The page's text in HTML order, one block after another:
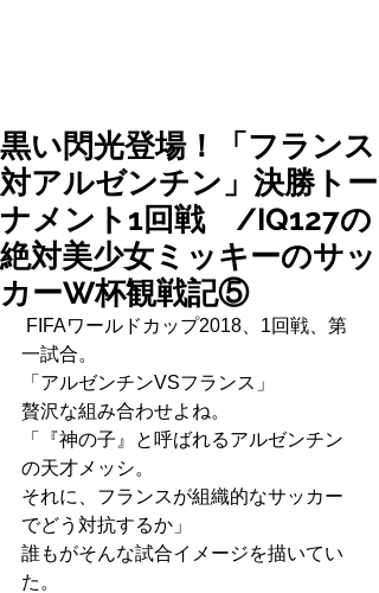
黒い閃光登場！「フランス
対アルゼンチン」決勝トー
ナメント1回戦 /IQ127の
絶対美少女ミッキーのサッ
カーW杯観戦記⑤
一試合。
「アルゼンチンVSフランス」
贅沢な組み合わせよね。
「『神の子』と呼ばれるアルゼンチン
の天才メッシ。
それに、フランスが組織的なサッカー
でどう対抗するか」
誰もがそんな試合イメージを描いてい
た。